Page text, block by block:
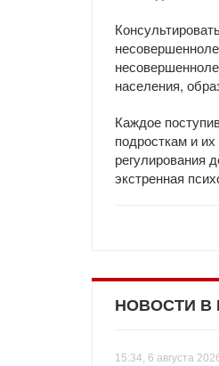
населения,
Каждое
подросткам и
регулирования
экстренная
НОВОСТИ В
15:34, 6 августа